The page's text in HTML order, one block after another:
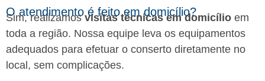
O atendimento é feito em domicílio?
Sim, realizamosvisitas técnicas em domicílio em
toda a região. Nossa equipe leva os equipamentos
adequados para efetuar o conserto diretamente no
local, sem complicações.